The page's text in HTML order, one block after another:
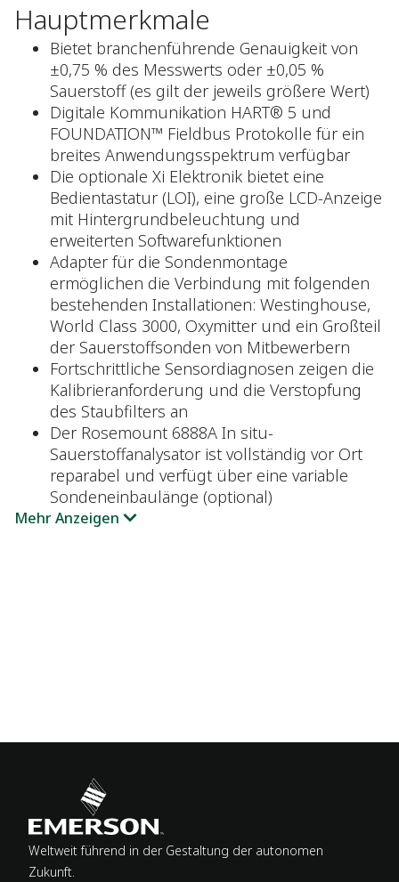
Hauptmerkmale
Bietet branchenführende Genauigkeit von
±0,75 % des Messwerts oder ±0,05 %
Sauerstoff (es gilt der jeweils größere Wert)
Digitale Kommunikation HART® 5 und
FOUNDATION™ Fieldbus Protokolle für ein
breites Anwendungsspektrum verfügbar
Die optionale Xi Elektronik bietet eine
Bedientastatur (LOI), eine große LCD-Anzeige
mit Hintergrundbeleuchtung und
erweiterten Softwarefunktionen
Adapter für die Sondenmontage
ermöglichen die Verbindung mit folgenden
bestehenden Installationen: Westinghouse,
World Class 3000, Oxymitter und ein Großteil
der Sauerstoffsonden von Mitbewerbern
Fortschrittliche Sensordiagnosen zeigen die
Kalibrieranforderung und die Verstopfung
des Staubfilters an
Der Rosemount 6888A In situ-
Sauerstoffanalysator ist vollständig vor Ort
reparabel und verfügt über eine variable
Sondeneinbaulänge (optional)
Mehr Anzeigen
Weltweit führend in der Gestaltung der autonomen
Zukunft.